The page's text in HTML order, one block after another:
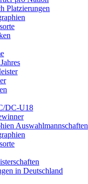
Platzierungen
DC-U18
Auswahlmannschaften
in Deutschland